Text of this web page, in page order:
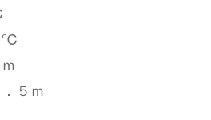
℃
５ｍ